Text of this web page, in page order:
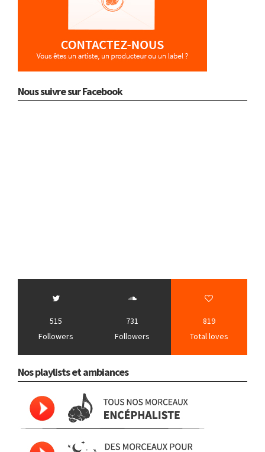
Nous suivre sur Facebook
515
Followers
731
Followers
819
Total loves
Nos playlists et ambiances